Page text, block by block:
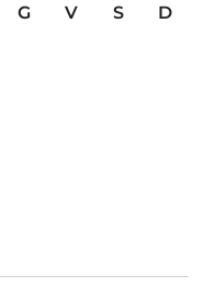
G V S
D